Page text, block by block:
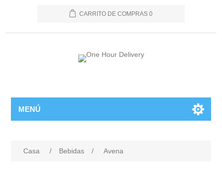
CARRITO DE COMPRAS 0
MENÚ
Casa / Bebidas / Avena